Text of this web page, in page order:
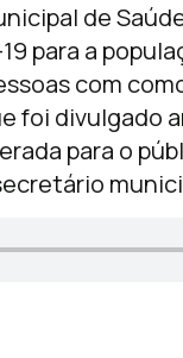
de
para a
com
foi divulgado
para o